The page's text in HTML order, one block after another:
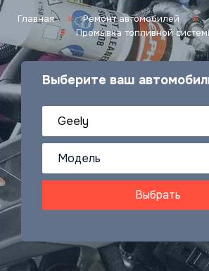
Главная Ремонт автомобилей
Промывка топливной
Выберите ваш
Geely
Модель
Выбрать